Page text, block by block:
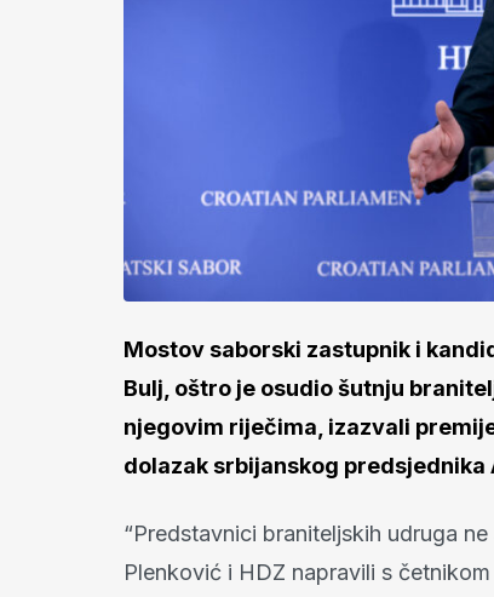
Mostov saborski zastupnik i
Bulj, oštro je osudio šutnju
njegovim riječima, izazvali
dolazak srbijanskog
“Predstavnici braniteljskih udruga
Plenković i HDZ napravili s